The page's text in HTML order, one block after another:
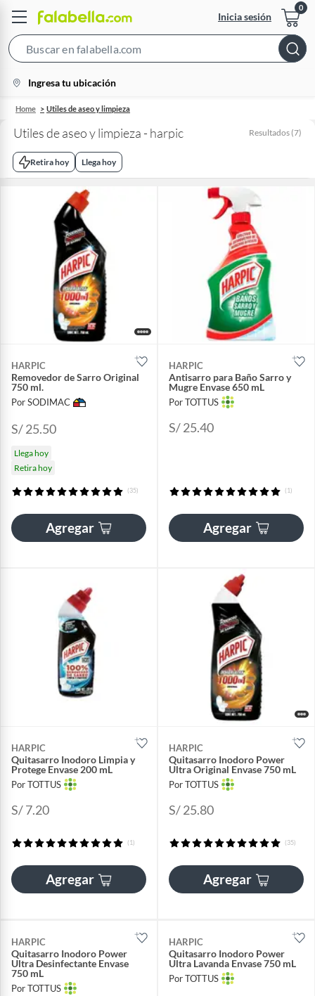
Inicia sesión
Bar
location-
icon
Ingresa tu ubicación
Home Utiles de aseo y limpieza
Utiles de aseo y limpieza - harpic Resultados (7)
Retira hoy Llega hoy
HARPIC
Removedor de Sarro Original
750 ml.
Por SODIMAC
S/ 25.50
Llega hoy
Retira hoy
(35)
Agregar
HARPIC
Antisarro para Baño Sarro y
Mugre Envase 650 mL
Por TOTTUS
S/ 25.40
(1)
Agregar
HARPIC
Quitasarro Inodoro Limpia y
Protege Envase 200 mL
Por TOTTUS
S/ 7.20
(1)
Agregar
HARPIC
Quitasarro Inodoro Power
Ultra Original Envase 750 mL
Por TOTTUS
S/ 25.80
(35)
Agregar
HARPIC
Quitasarro Inodoro Power
Ultra Desinfectante Envase
750 mL
Por TOTTUS
HARPIC
Quitasarro Inodoro Power
Ultra Lavanda Envase 750 mL
Por TOTTUS